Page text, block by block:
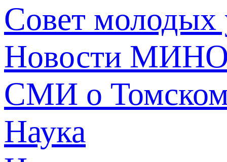
Совет молодых
Новости
СМИ о
Наука